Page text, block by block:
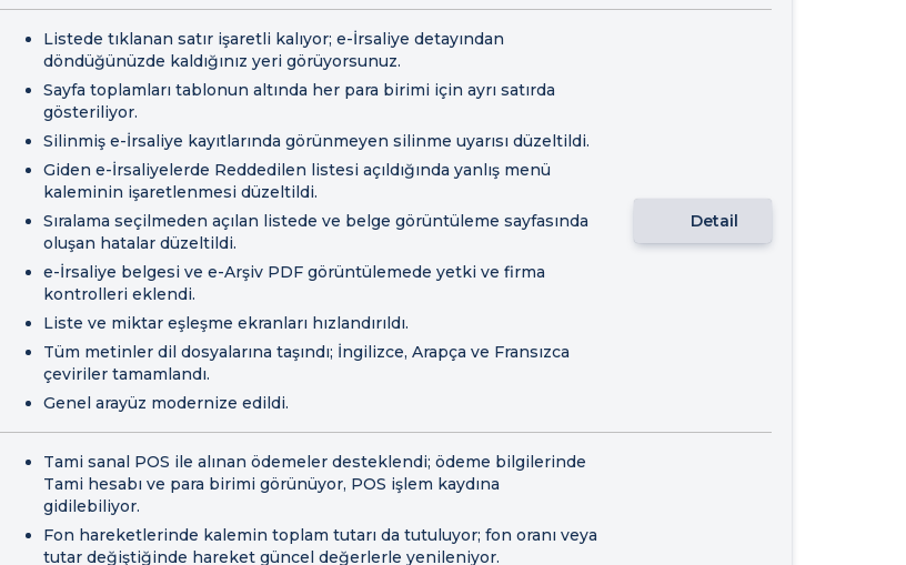
Listede tıklanan satır işaretli kalıyor; e-İrsaliye detayından
döndüğünüzde kaldığınız yeri görüyorsunuz.
Sayfa toplamları tablonun altında her para birimi için ayrı satırda
gösteriliyor.
Silinmiş e-İrsaliye kayıtlarında görünmeyen silinme uyarısı düzeltildi.
Giden e-İrsaliyelerde Reddedilen listesi açıldığında yanlış menü
kaleminin işaretlenmesi düzeltildi.
Sıralama seçilmeden açılan listede ve belge görüntüleme sayfasında
oluşan hatalar düzeltildi.
e-İrsaliye belgesi ve e-Arşiv PDF görüntülemede yetki ve firma
kontrolleri eklendi.
Liste ve miktar eşleşme ekranları hızlandırıldı.
Tüm metinler dil dosyalarına taşındı; İngilizce, Arapça ve Fransızca
çeviriler tamamlandı.
Genel arayüz modernize edildi.
Detail
Tami sanal POS ile alınan ödemeler desteklendi; ödeme bilgilerinde
Tami hesabı ve para birimi görünüyor, POS işlem kaydına
gidilebiliyor.
Fon hareketlerinde kalemin toplam tutarı da tutuluyor; fon oranı veya
tutar değiştiğinde hareket güncel değerlerle yenileniyor.